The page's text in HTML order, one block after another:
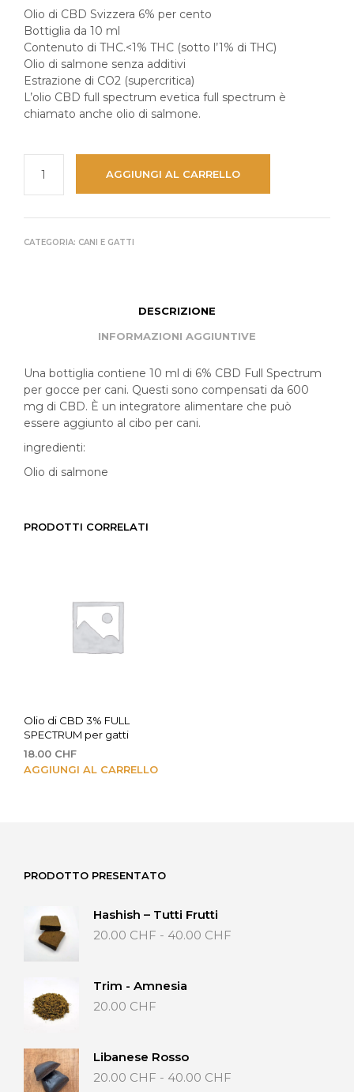
Olio di CBD Svizzera 6% per cento
Bottiglia da 10 ml
Contenuto di THC.<1% THC (sotto l’1% di THC)
Olio di salmone senza additivi
Estrazione di CO2 (supercritica)
L’olio CBD full spectrum evetica full spectrum è
chiamato anche olio di salmone.
AGGIUNGI AL CARRELLO
CATEGORIA: CANI E GATTI
DESCRIZIONE
INFORMAZIONI AGGIUNTIVE
Una bottiglia contiene 10 ml di 6% CBD Full Spectrum
per gocce per cani. Questi sono compensati da 600
mg di CBD. È un integratore alimentare che può
essere aggiunto al cibo per cani.
ingredienti:
Olio di salmone
PRODOTTI CORRELATI
Olio di CBD 3% FULL
SPECTRUM per gatti
18.00 CHF
AGGIUNGI AL CARRELLO
PRODOTTO PRESENTATO
Hashish – Tutti Frutti
20.00 CHF - 40.00 CHF
Trim - Amnesia
20.00 CHF
Libanese Rosso
20.00 CHF - 40.00 CHF